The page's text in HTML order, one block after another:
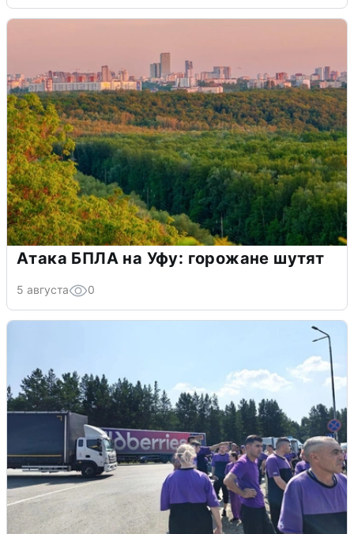
Атака БПЛА на Уфу: горожане шутят
5 августа 0